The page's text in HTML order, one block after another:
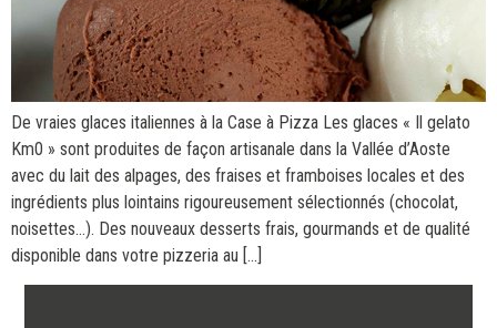
De vraies glaces italiennes à la Case à Pizza Les glaces « Il gelato
Km0 » sont produites de façon artisanale dans la Vallée d’Aoste
avec du lait des alpages, des fraises et framboises locales et des
ingrédients plus lointains rigoureusement sélectionnés (chocolat,
noisettes…). Des nouveaux desserts frais, gourmands et de qualité
disponible dans votre pizzeria au […]